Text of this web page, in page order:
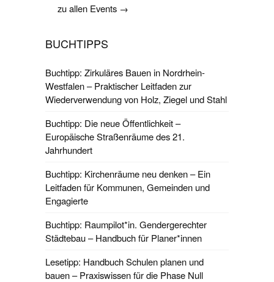
zu allen Events →
BUCHTIPPS
Buchtipp: Zirkuläres Bauen in Nordrhein-
Westfalen – Praktischer Leitfaden zur
Wiederverwendung von Holz, Ziegel und Stahl
Buchtipp: Die neue Öffentlichkeit –
Europäische Straßenräume des 21.
Jahrhundert
Buchtipp: Kirchenräume neu denken – Ein
Leitfaden für Kommunen, Gemeinden und
Engagierte
Buchtipp: Raumpilot*in. Gendergerechter
Städtebau – Handbuch für Planer*innen
Lesetipp: Handbuch Schulen planen und
bauen – Praxiswissen für die Phase Null